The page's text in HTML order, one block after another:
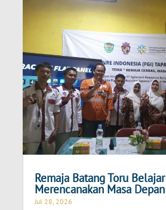
Remaja Batang Toru Belajar
Merencanakan Masa Depan
Jul 28, 2026